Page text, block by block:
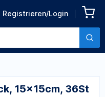
Registrieren/Login
Zurück zu den Produktdetails
15x15cm, 36St